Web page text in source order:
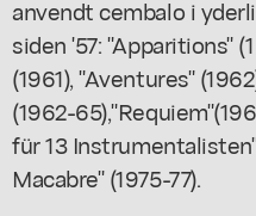
anvendt cembalo i
siden '57: "Apparitions"
(1961), "Aventures"
(1962-
für 13
Macabre" (1975-77).